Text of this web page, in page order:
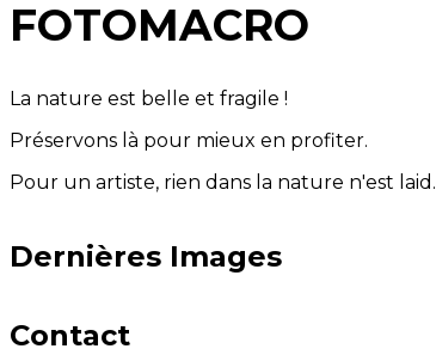
FOTOMACRO
La nature est belle et fragile !
Préservons là pour mieux en profiter.
Pour un artiste, rien dans la nature n'est laid.
Dernières Images
Contact